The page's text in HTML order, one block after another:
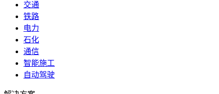
交通
铁路
电力
石化
通信
智能施工
自动驾驶